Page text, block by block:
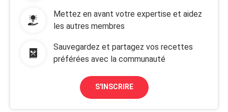
Mettez en avant votre expertise et aidez
les autres membres
Sauvegardez et partagez vos recettes
préférées avec la communauté
S'INSCRIRE